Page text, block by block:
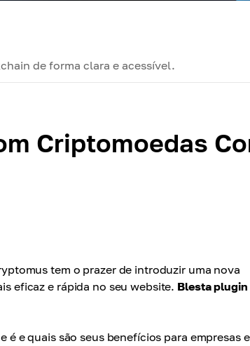
de forma clara e acessível.
Criptomoedas
tem o prazer de introduzir uma nova
eficaz e rápida no seu website. Blesta plugin
e quais são seus benefícios para empresas e